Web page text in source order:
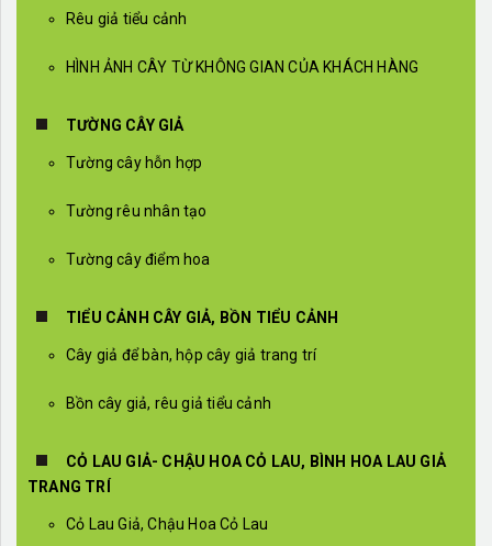
Rêu giả tiểu cảnh
HÌNH ẢNH CÂY TỪ KHÔNG GIAN CỦA KHÁCH HÀNG
TƯỜNG CÂY GIẢ
Tường cây hỗn hợp
Tường rêu nhân tạo
Tường cây điểm hoa
TIỂU CẢNH CÂY GIẢ, BỒN TIỂU CẢNH
Cây giả để bàn, hộp cây giả trang trí
Bồn cây giả, rêu giả tiểu cảnh
CỎ LAU GIẢ- CHẬU HOA CỎ LAU, BÌNH HOA LAU GIẢ
TRANG TRÍ
Cỏ Lau Giả, Chậu Hoa Cỏ Lau